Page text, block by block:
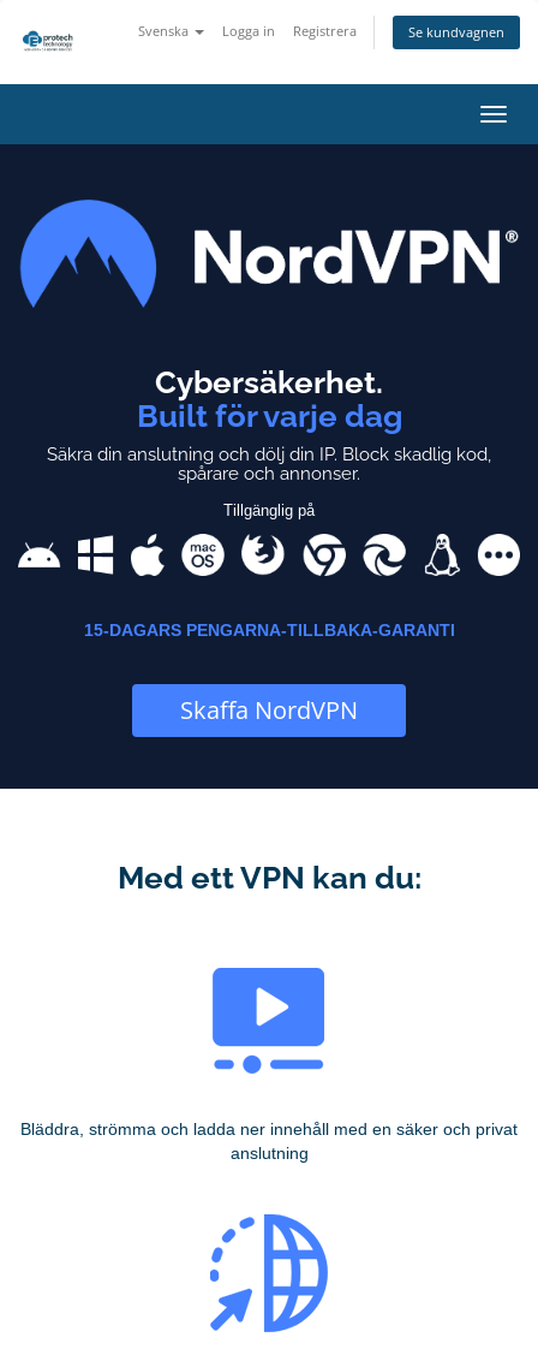
Svenska Logga in Registrera Se kundvagnen
Växla
Cybersäkerhet.
Built för varje dag
Säkra din anslutning och dölj din IP. Block skadlig kod,
spårare och annonser.
Tillgänglig på
15-DAGARS PENGARNA-TILLBAKA-GARANTI
Skaffa NordVPN
Med ett VPN kan du:
Bläddra, strömma och ladda ner innehåll med en säker och privat
anslutning